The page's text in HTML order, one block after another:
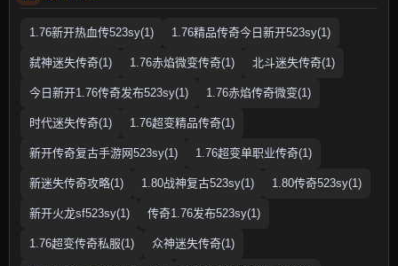
1.76新开热血传523sy(1) 1.76精品传奇今日新开523sy(1)
弑神迷失传奇(1) 1.76赤焰微变传奇(1) 北斗迷失传奇(1)
今日新开1.76传奇发布523sy(1) 1.76赤焰传奇微变(1)
时代迷失传奇(1) 1.76超变精品传奇(1)
新开传奇复古手游网523sy(1) 1.76超变单职业传奇(1)
新迷失传奇攻略(1) 1.80战神复古523sy(1) 1.80传奇523sy(1)
新开火龙sf523sy(1) 传奇1.76发布523sy(1)
1.76超变传奇私服(1) 众神迷失传奇(1)